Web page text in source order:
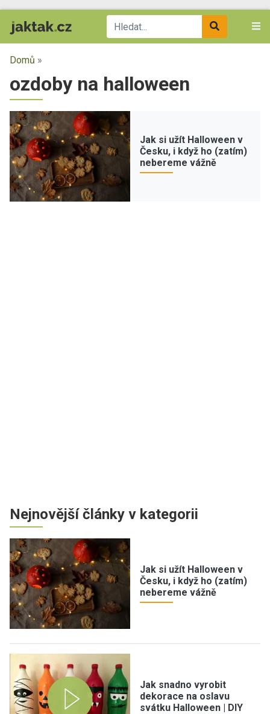
Domů »
ozdoby na halloween
Jak si užít Halloween v
Česku, i když ho (zatím)
nebereme vážně
Nejnovější články v kategorii
Jak si užít Halloween v
Česku, i když ho (zatím)
nebereme vážně
Jak snadno vyrobit
dekorace na oslavu
svátku Halloween | DIY